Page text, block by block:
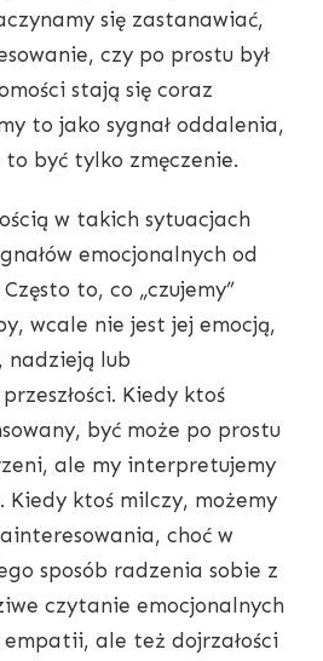
się zastanawiać,
czy po prostu był
stają się coraz
to jako sygnał oddalenia,
to być tylko zmęczenie.
w takich sytuacjach
emocjonalnych od
to, co „czujemy”
wcale nie jest jej emocją,
nadzieją lub
Kiedy ktoś
być może po prostu
ale my interpretujemy
Kiedy ktoś milczy, możemy
choć w
sposób radzenia sobie z
czytanie emocjonalnych
empatii, ale też dojrzałości